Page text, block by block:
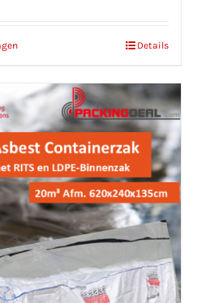
Details